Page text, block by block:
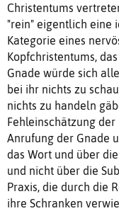
Christentums
"rein" eigentlich eine
Kategorie eines
Kopfchristentums,
Gnade würde sich
bei ihr nichts zu
nichts zu handeln
Fehleinschätzung
Anrufung der Gnade
das Wort und über
und nicht über die
Praxis, die durch die
ihre Schranken